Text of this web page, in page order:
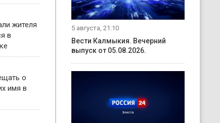
жителя
в
о
имя в
5 августа, 21:10
Вести Калмыкия. Вечерний
выпуск от 05.08.2026.